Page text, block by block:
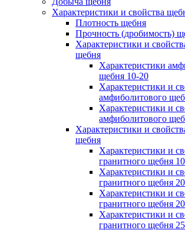
Характеристики и свойства
Плотность щебня
Прочность (дробимость)
Характеристики и
щебня
Характеристики
щебня 10-20
Характеристики и
амфиболитового
Характеристики и
амфиболитового
Характеристики и
щебня
Характеристики и
гранитного щебня
Характеристики и
гранитного щебня
Характеристики и
гранитного щебня
Характеристики и
гранитного щебня